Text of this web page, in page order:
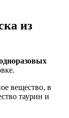
из
вещество, в
таурин и